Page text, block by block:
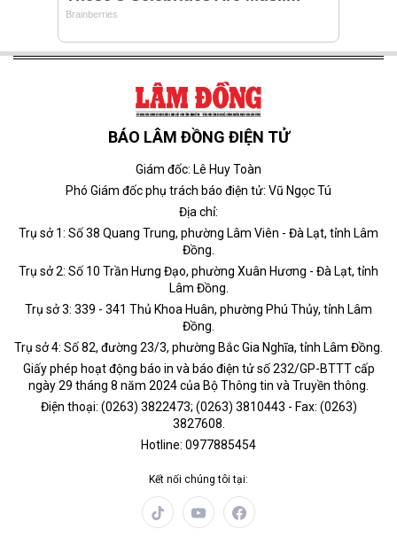
BÁO LÂM ĐỒNG ĐIỆN TỬ
Giám đốc: Lê Huy Toàn
Phó Giám đốc phụ trách báo điện tử: Vũ Ngọc Tú
Địa chỉ:
Trụ sở 1: Số 38 Quang Trung, phường Lâm Viên - Đà Lạt, tỉnh Lâm
Đồng.
Trụ sở 2: Số 10 Trần Hưng Đạo, phường Xuân Hương - Đà Lạt, tỉnh
Lâm Đồng.
Trụ sở 3: 339 - 341 Thủ Khoa Huân, phường Phú Thủy, tỉnh Lâm
Đồng.
Trụ sở 4: Số 82, đường 23/3, phường Bắc Gia Nghĩa, tỉnh Lâm Đồng.
Giấy phép hoạt động báo in và báo điện tử số 232/GP-BTTT cấp
ngày 29 tháng 8 năm 2024 của Bộ Thông tin và Truyền thông.
Điện thoại: (0263) 3822473; (0263) 3810443 - Fax: (0263)
3827608.
Hotline: 0977885454
Kết nối chúng tôi tại: